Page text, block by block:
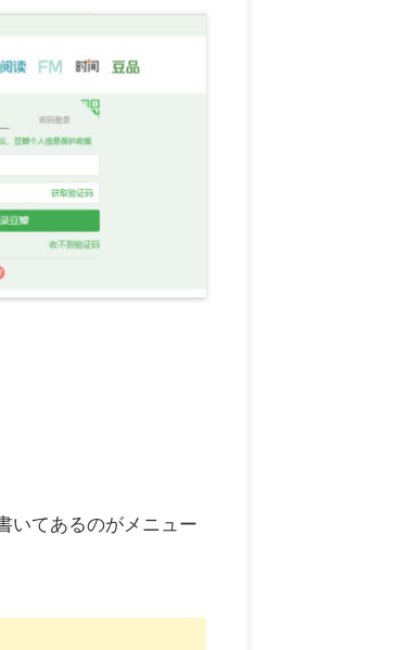
いてあるのがメニュー